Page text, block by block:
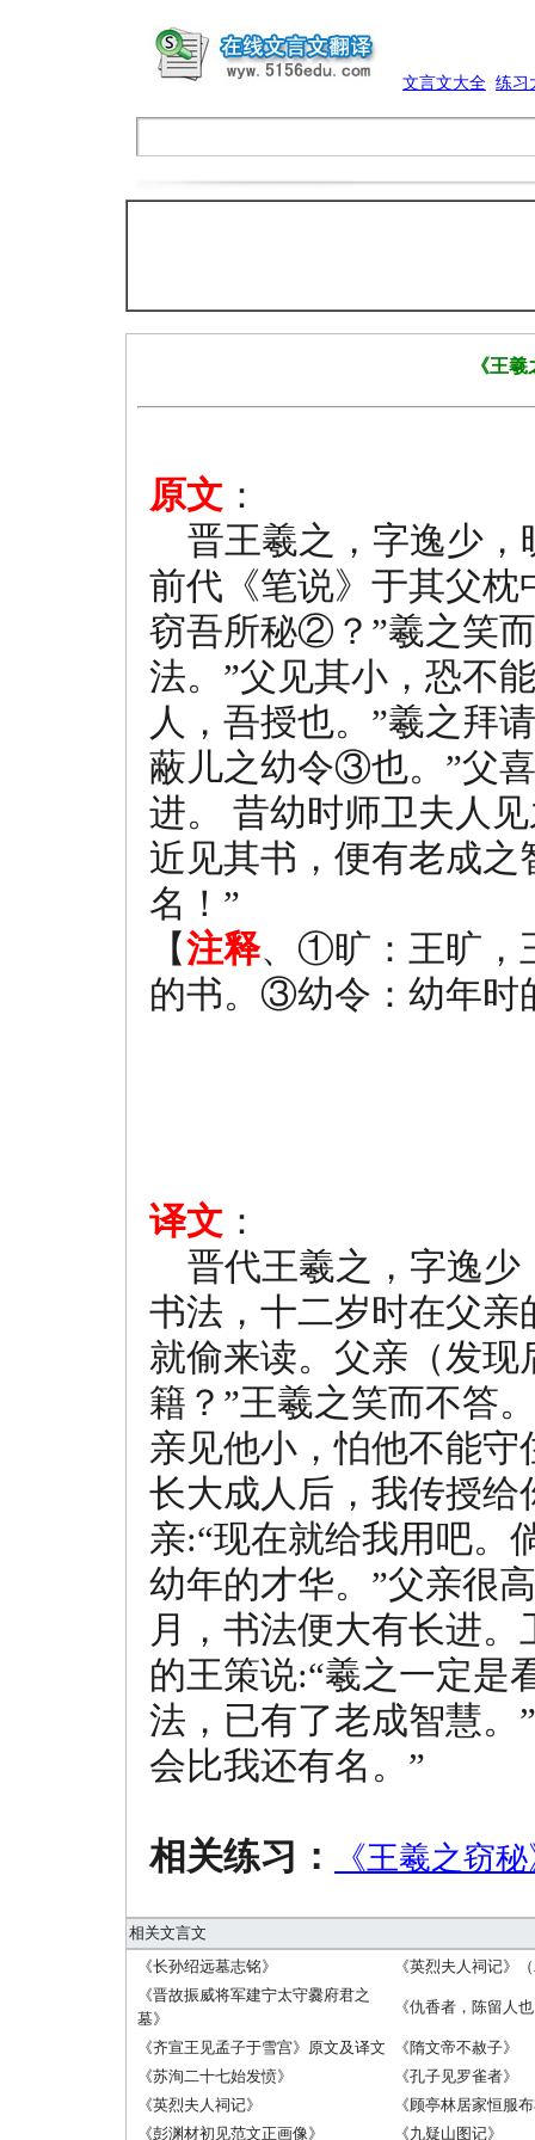
文言文大全 练习
《王
原文 ：
晋王羲之，字逸少，
前代《笔说》于其父枕
窃吾所秘②？”羲之笑
法。”父见其小，恐不
人，吾授也。”羲之拜
蔽儿之幼令③也。”父
进。 昔幼时师卫夫人
近见其书，便有老成之
名！”
【注释、①旷：王旷，
的书。③幼令：幼年时
译文 ：
晋代王羲之，字逸少
书法，十二岁时在父
就偷来读。父亲（发现
籍？”王羲之笑而不答
亲见他小，怕他不能守
长大成人后，我传授给
亲:“现在就给我用吧。
幼年的才华。”父亲很
月，书法便大有长进
的王策说:“羲之一定是
法，已有了老成智慧。
会比我还有名。”
相关练习： 《王羲之窃
相关文言文
《长孙绍远墓志铭》
《英烈夫人祠记》
《晋故振威将军建宁太守爨府君之
墓》
《仇香者，陈留人
《齐宣王见孟子于雪宫》原文及译文
《隋文帝不赦子》
《苏洵二十七始发愤》
《孔子见罗雀者》
《英烈夫人祠记》
《顾亭林居家恒服
《彭渊材初见范文正画像》
《九疑山图记》